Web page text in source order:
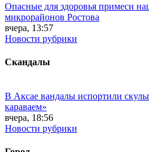
Опасные для здоровья примеси
микрорайонов Ростова
вчера, 13:57
Новости рубрики
Скандалы
В Аксае вандалы испортили
караваем»
вчера, 18:56
Новости рубрики